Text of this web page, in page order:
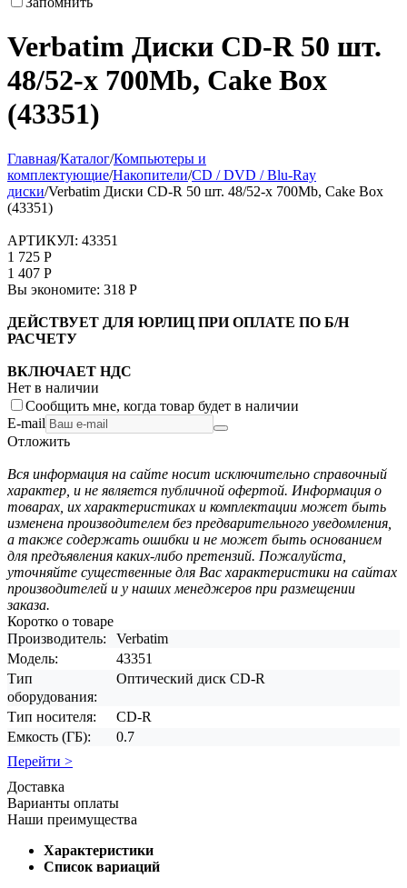
Verbatim Диски CD-R 50 шт.
48/52-x 700Mb, Cake Box
(43351)
Главная/Каталог/Компьютеры и
комплектующие/Накопители/CD / DVD / Blu-Ray
диски/Verbatim Диски CD-R 50 шт. 48/52-x 700Mb, Cake Box
(43351)
АРТИКУЛ: 43351
1 725 Р
1 407 Р
Вы экономите: 318 Р
ДЕЙСТВУЕТ ДЛЯ ЮРЛИЦ ПРИ ОПЛАТЕ ПО Б/Н
РАСЧЕТУ
ВКЛЮЧАЕТ НДС
Нет в наличии
Сообщить мне, когда товар будет в наличии
E-mail
Отложить
Вся информация на сайте носит исключительно справочный
характер, и не является публичной офертой. Информация о
товарах, их характеристиках и комплектации может быть
изменена производителем без предварительного уведомления,
а также содержать ошибки и не может быть основанием
для предъявления каких-либо претензий. Пожалуйста,
уточняйте существенные для Вас характеристики на сайтах
производителей и у наших менеджеров при размещении
заказа.
Коротко о товаре
Производитель:
Verbatim
Модель:
43351
Тип
оборудования:
Оптический диск CD-R
Тип носителя:
CD-R
Емкость (ГБ):
0.7
Перейти >
Доставка
Варианты оплаты
Наши преимущества
Характеристики
Список вариаций